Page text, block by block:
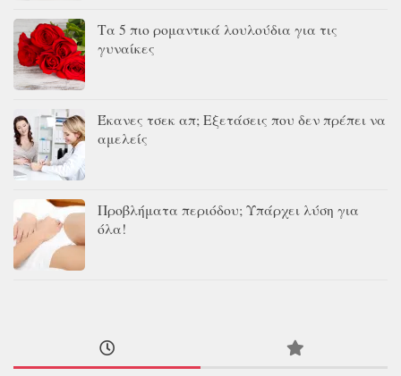
Τα 5 πιο ρομαντικά λουλούδια για τις
γυναίκες
Έκανες τσεκ απ; Εξετάσεις που δεν πρέπει να
αμελείς
Προβλήματα περιόδου; Υπάρχει λύση για
όλα!